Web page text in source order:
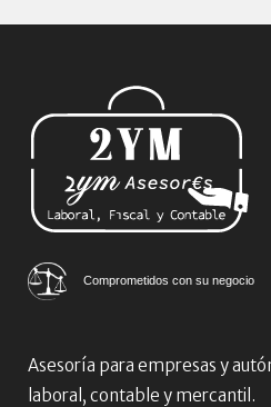
Comprometidos con su negocio
Asesoría para empresas y
laboral, contable y mercantil.